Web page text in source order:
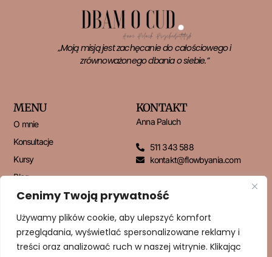
Cenimy Twoją prywatność
Używamy plików cookie, aby ulepszyć komfort
przeglądania, wyświetlać spersonalizowane reklamy i
treści oraz analizować ruch w naszej witrynie. Klikając
„Moją misją jest zachęcanie do całościowego i
zrównoważonego dbania o siebie.”
MENU
O mnie
Konsultacje
Kursy
Blog
Kontakt
KONTAKT
Anna Paluch
511 343 588
kontakt@flowbyania.com
NEWSLETTER